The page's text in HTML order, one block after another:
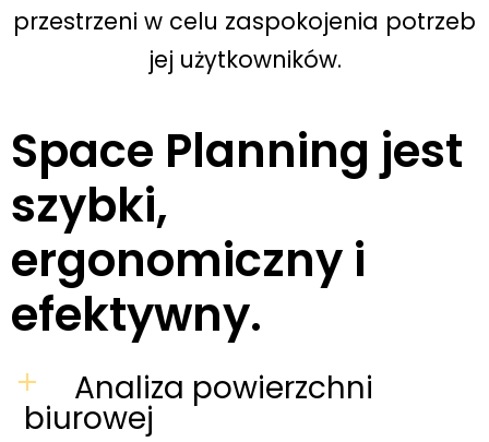
przestrzeni w celu zaspokojenia potrzeb
jej użytkowników.
Space Planning jest
szybki,
ergonomiczny i
efektywny.
Analiza powierzchni
biurowej